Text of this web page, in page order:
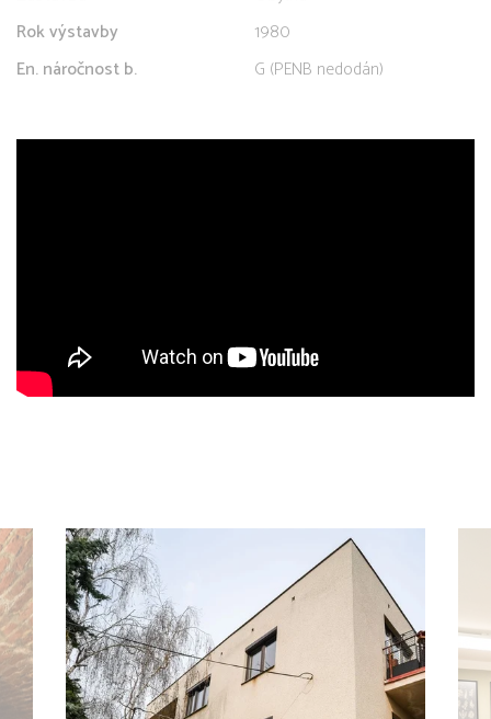
Rok výstavby
1980
En. náročnost b.
G (PENB nedodán)